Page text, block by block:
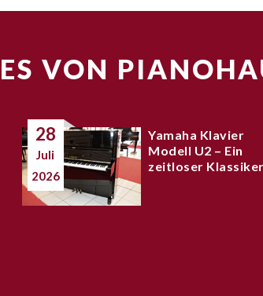
VON
28
Juli
2026
Yamaha Klavier
Modell U2 – Ein
zeitloser Klassiker